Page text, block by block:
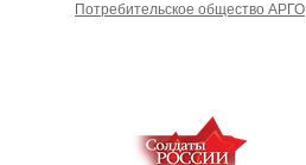
Потребительское общество АРГО